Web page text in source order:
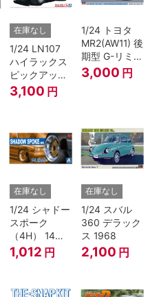
在庫なし
1/24 LN107
ハイラックス
ピックアップ
ダブルキャブ
リフトアップ
3,100 円
1/24 トヨタ
MR2(AW11) 後
期型 G-リミテ
ッド スーパー
チャージャー
3,000 円
在庫なし
1/24 シャドー
スポーク
（4H） 14イ
ンチ
1,012 円
在庫なし
1/24 スバル
360 デラック
ス 1968
2,100 円